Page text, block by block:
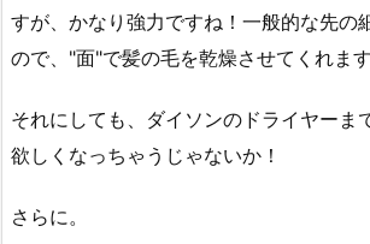
すが、かなり強力ですね！一般的な先の
ので、"面"で髪の毛を乾燥させてくれます
それにしても、ダイソンのドライヤーま
欲しくなっちゃうじゃないか！
さらに。